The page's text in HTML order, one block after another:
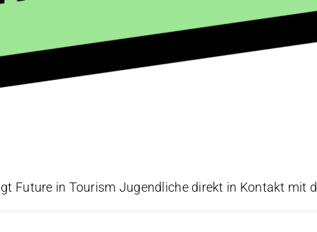
Future in Tourism Jugendliche direkt in Kontakt mit